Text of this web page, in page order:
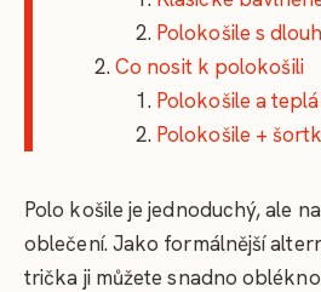
Polokošile s
Co nosit k polokošili
Polokošile a
Polokošile +
Polo košile je jednoduchý, ale
oblečení. Jako formálnější
trička ji můžete snadno